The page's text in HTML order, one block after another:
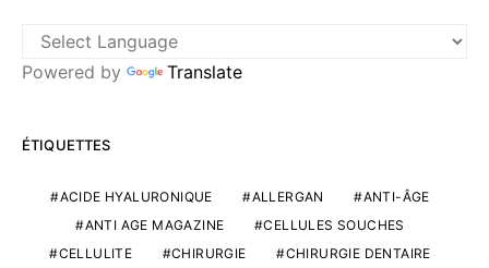
Powered by Translate
ÉTIQUETTES
ACIDE HYALURONIQUE ALLERGAN
ANTI-ÂGE
ANTI AGE MAGAZINE
CELLULES SOUCHES
CELLULITE
CHIRURGIE
CHIRURGIE DENTAIRE